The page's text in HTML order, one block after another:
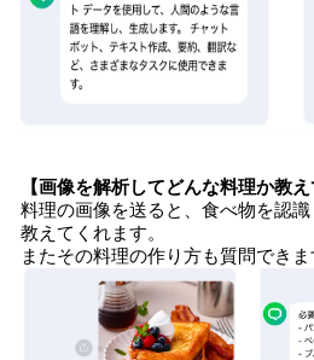
【画像を解析してどんな料理か教え
料理の画像を送ると、食べ物を認
教えてくれます。
またその料理の作り方も質問できま